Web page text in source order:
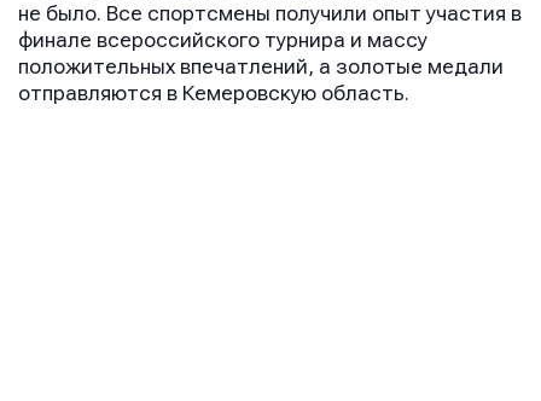
не было. Все спортсмены получили опыт участия в
финале всероссийского турнира и массу
положительных впечатлений, а золотые медали
отправляются в Кемеровскую область.